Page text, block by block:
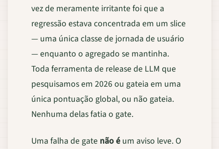
vez de meramente irritante foi que a
regressão estava concentrada em um slice
— uma única classe de jornada de usuário
— enquanto o agregado se mantinha.
Toda ferramenta de release de LLM que
pesquisamos em 2026 ou gateia em uma
única pontuação global, ou não gateia.
Nenhuma delas fatia o gate.
Uma falha de gate não é um aviso leve. O